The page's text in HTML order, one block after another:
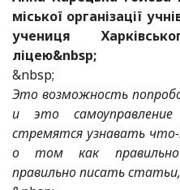
міської організації
учениця
ліцею&nbsp;
&nbsp;
Это возможность
и это
стремятся узнавать
о том как правильно
правильно писать